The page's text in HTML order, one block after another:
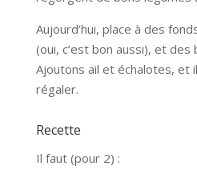
Aujourd’hui, place à des
(oui, c’est bon aussi), et des
Ajoutons ail et échalotes, et
régaler.
Recette
Il faut (pour 2) :